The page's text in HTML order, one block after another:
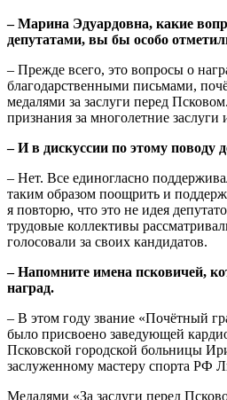
– Марина Эдуардовна, какие
депутатами, вы бы особо
– Прежде всего, это вопросы о
благодарственными письмами,
медалями за заслуги перед
признания за многолетние заслуги
– И в дискуссии по этому поводу
– Нет. Все единогласно
таким образом поощрить и
я повторю, что это не идея
трудовые коллективы
голосовали за своих кандидатов.
– Напомните имена псковичей,
наград.
– В этом году звание «Почётный
было присвоено заведующей
Псковской городской больницы
заслуженному мастеру спорта РФ
Медалями «За заслуги перед